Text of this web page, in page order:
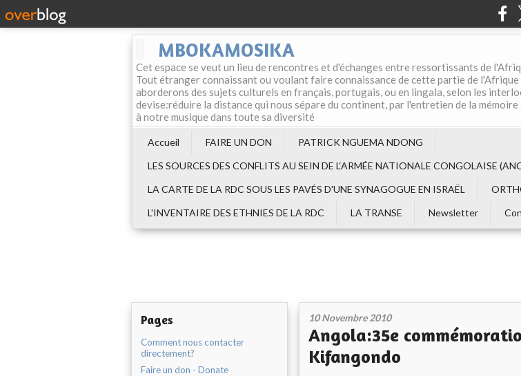
MBOKAMOSIKA
Cet espace se veut un lieu de rencontres et d'échanges entre ressortissants de
Tout étranger connaissant ou voulant faire connaissance de cette partie de l'Afrique
aborderons des sujets culturels en français, portugais, ou en lingala, selon les
devise:réduire la distance qui nous sépare du continent, par l'entretien de la
à notre musique dans toute sa diversité
Accueil FAIRE UN DON
PATRICK NGUEMA NDONG
LES SOURCES DES CONFLITS AU SEIN DE L‘ARMÉE NATIONALE CONGOLAISE
LA CARTE DE LA RDC SOUS LES PAVÉS D'UNE SYNAGOGUE EN ISRAËL
L'INVENTAIRE DES ETHNIES DE LA RDC
LA TRANSE Newsletter
Pages
Comment nous contacter
directement?
Faire un don - Donate
10 Novembre 2010
Angola:35e
Kifangondo